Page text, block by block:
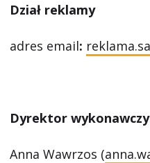
Dział reklamy
adres email:
Dyrektor
Anna Wawrzos (